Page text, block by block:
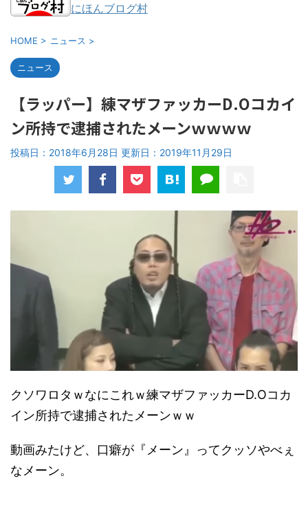
にほんブログ村
HOME > ニュース >
ニュース
【ラッパー】練マザファッカーD.Oコカイ
ン所持で逮捕されたメーンｗｗｗｗ
投稿日：2018年6月28日 更新日： 2019年11月29日
クソワロタｗなにこれｗ練マザファッカーD.Oコカ
イン所持で逮捕されたメーンｗｗ
動画みたけど、口癖が『メーン』ってクッソやべぇ
なメーン。